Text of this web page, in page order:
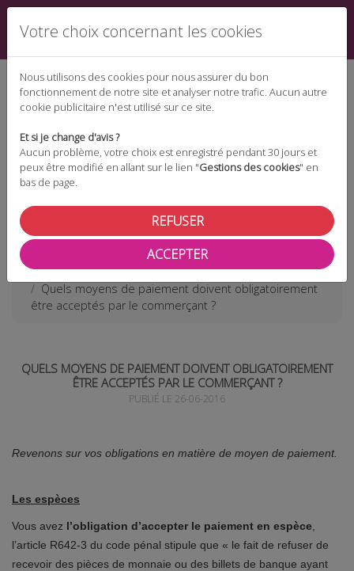
Espace téléchargement
Espace adhérent
Les actualités
Quels moyens de paiement doivent obligatoirement
être acceptés par le commerçant ?
QUELS MOYENS DE PAIEMENT DOIVENT OBLIGATOIREMENT
ÊTRE ACCEPTÉS PAR LE COMMERÇANT ?
PUBLIÉ LE 26-06-2016
Revenons sur vos obligations en matière de moyen de paiement.
Les espèces
Vous avez l’obligation d’accepter le paiement en espèce
l’article R642-3 du code pénal stipule que « le fait de refuser de
recevoir des pièces de monnaie ou des billets de banque ayant
Votre choix concernant les cookies
Nous utilisons des cookies pour nous assurer du bon
fonctionnement de notre site et analyser notre trafic. Aucun autre
cookie publicitaire n'est utilisé sur ce site.
Et si je change d'avis ?
Aucun problème, votre choix est enregistré pendant 30 jours et
peux être modifié en allant sur le lien "Gestions des cookies" en
bas de page.
REFUSER
ACCEPTER